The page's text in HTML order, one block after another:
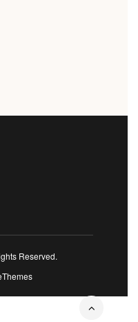
Reserved.